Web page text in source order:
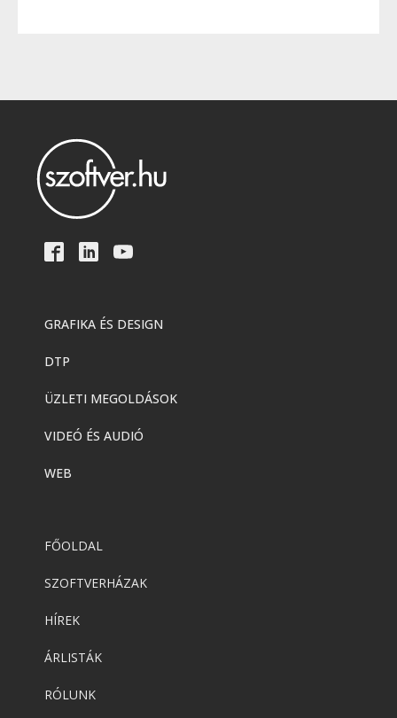
GRAFIKA ÉS DESIGN
DTP
ÜZLETI MEGOLDÁSOK
VIDEÓ ÉS AUDIÓ
WEB
FŐOLDAL
SZOFTVERHÁZAK
HÍREK
ÁRLISTÁK
RÓLUNK